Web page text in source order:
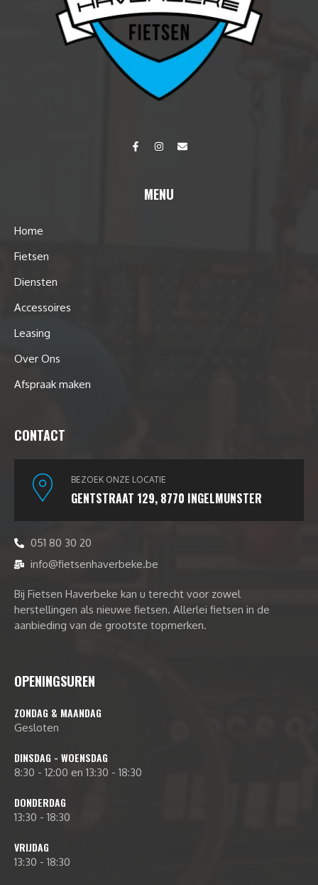
MENU
Home
Fietsen
Diensten
Accessoires
Leasing
Over Ons
Afspraak maken
CONTACT
BEZOEK ONZE LOCATIE
GENTSTRAAT 129, 8770 INGELMUNSTER
051 80 30 20
info@fietsenhaverbeke.be
Bij Fietsen Haverbeke kan u terecht voor zowel
herstellingen als nieuwe fietsen. Allerlei fietsen in de
aanbieding van de grootste topmerken.
OPENINGSUREN
ZONDAG & MAANDAG
Gesloten
DINSDAG - WOENSDAG
8:30 - 12:00 en 13:30 - 18:30
DONDERDAG
13:30 - 18:30
VRIJDAG
13:30 - 18:30